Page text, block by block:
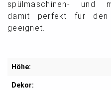
spülmaschinen- und
damit perfekt für den
geeignet.
Höhe:
Dekor: